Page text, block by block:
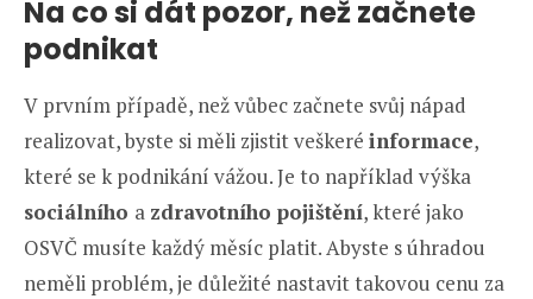
Na co si dát pozor, než začnete
podnikat
V prvním případě, než vůbec začnete svůj nápad
realizovat, byste si měli zjistit veškeré informace,
které se k podnikání vážou. Je to například výška
sociálního a zdravotního pojištění, které jako
OSVČ musíte každý měsíc platit. Abyste s úhradou
neměli problém, je důležité nastavit takovou cenu za